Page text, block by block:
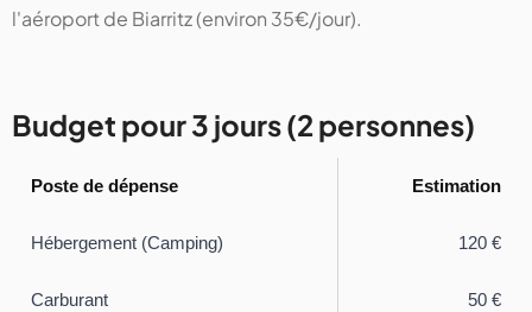
l'aéroport de Biarritz (environ 35€/jour).
Budget pour 3 jours (2 personnes)
Poste de dépense Estimation
Hébergement (Camping) 120 €
Carburant 50 €